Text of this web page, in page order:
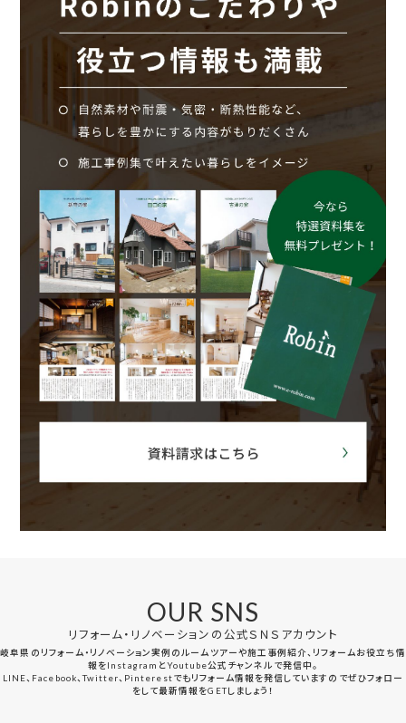
OUR SNS
リフォーム・リノベーションの公式ＳＮＳアカウント
岐阜県のリフォーム・リノベーション実例のルームツアーや施工事例紹介、リフォームお役立ち情
報をInstagramとYoutube公式チャンネルで発信中。
LINE、Facebook、Twitter、Pinterestでもリフォーム情報を発信していますのでぜひフォロー
をして最新情報をGETしましょう！